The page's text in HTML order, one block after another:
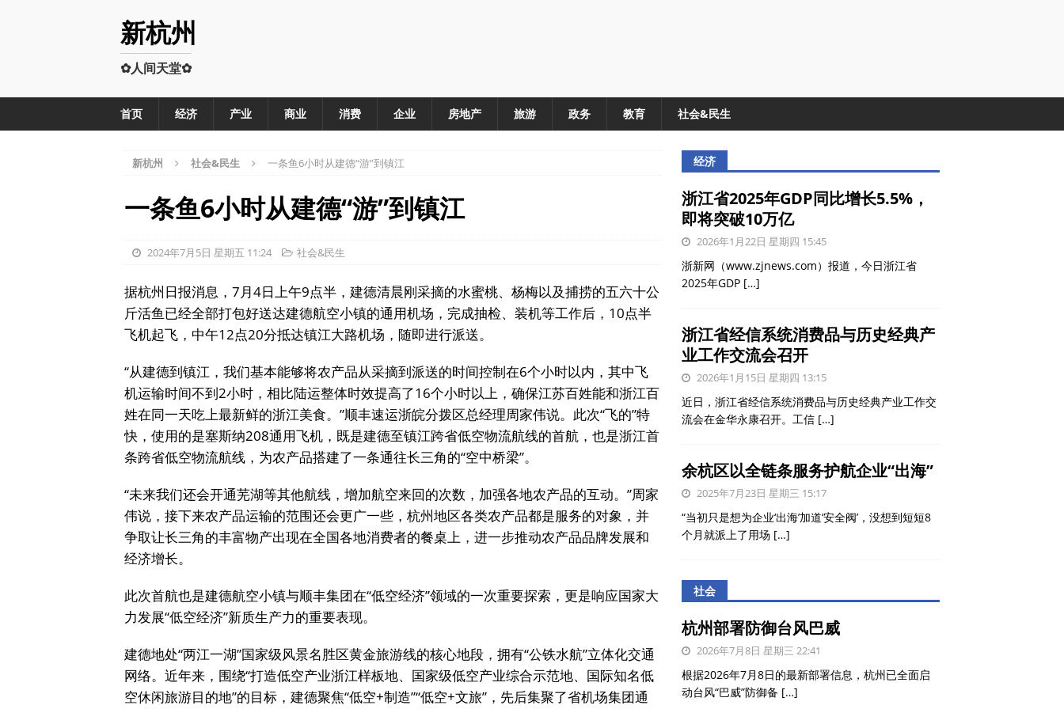
新杭州
✿人间天堂✿
首页 经济 产业 商业 消费 企业 房地产 旅游 政务 教育 社会&民生
新杭州 社会&民生 一条鱼6小时从建德“游”到镇江
一条鱼6小时从建德“游”到镇江
2024年7月5日 星期五 11:24 社会&民生
据杭州日报消息，7月4日上午9点半，建德清晨刚采摘的水蜜桃、杨梅以及捕捞的五六十公
斤活鱼已经全部打包好送达建德航空小镇的通用机场，完成抽检、装机等工作后，10点半
飞机起飞，中午12点20分抵达镇江大路机场，随即进行派送。
“从建德到镇江，我们基本能够将农产品从采摘到派送的时间控制在6个小时以内，其中飞
机运输时间不到2小时，相比陆运整体时效提高了16个小时以上，确保江苏百姓能和浙江百
姓在同一天吃上最新鲜的浙江美食。”顺丰速运浙皖分拨区总经理周家伟说。此次“飞的”特
快，使用的是塞斯纳208通用飞机，既是建德至镇江跨省低空物流航线的首航，也是浙江首
条跨省低空物流航线，为农产品搭建了一条通往长三角的“空中桥梁”。
“未来我们还会开通芜湖等其他航线，增加航空来回的次数，加强各地农产品的互动。”周家
伟说，接下来农产品运输的范围还会更广一些，杭州地区各类农产品都是服务的对象，并
争取让长三角的丰富物产出现在全国各地消费者的餐桌上，进一步推动农产品品牌发展和
经济增长。
此次首航也是建德航空小镇与顺丰集团在“低空经济”领域的一次重要探索，更是响应国家大
力发展“低空经济”新质生产力的重要表现。
建德地处“两江一湖”国家级风景名胜区黄金旅游线的核心地段，拥有“公铁水航”立体化交通
网络。近年来，围绕“打造低空产业浙江样板地、国家级低空产业综合示范地、国际知名低
空休闲旅游目的地”的目标，建德聚焦“低空+制造”“低空+文旅”，先后集聚了省机场集团通
经济
浙江省2025年GDP同比增长5.5%，
即将突破10万亿
2026年1月22日 星期四 15:45
浙新网（www.zjnews.com）报道，今日浙江省
2025年GDP […]
浙江省经信系统消费品与历史经典产
业工作交流会召开
2026年1月15日 星期四 13:15
近日，浙江省经信系统消费品与历史经典产业工作交
流会在金华永康召开。工信 […]
余杭区以全链条服务护航企业“出海”
2025年7月23日 星期三 15:17
“当初只是想为企业‘出海’加道‘安全阀’，没想到短短8
个月就派上了用场 […]
社会
杭州部署防御台风巴威
2026年7月8日 星期三 22:41
根据2026年7月8日的最新部署信息，杭州已全面启
动台风“巴威”防御备 […]